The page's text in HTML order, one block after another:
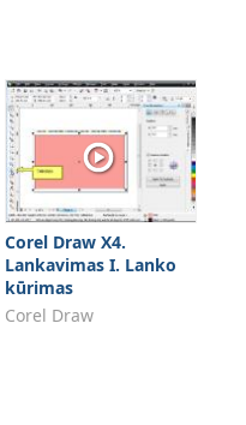
Corel Draw X4.
Lankavimas I. Lanko
kūrimas
Corel Draw